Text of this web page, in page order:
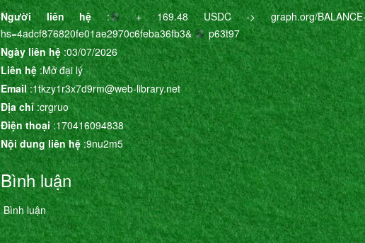
Người liên hệ:
+ 169.48 USDC -> graph.org/BALANCE-
hs=4adcf876820fe01ae2970c6feba36fb3&
p63t97
Ngày liên hệ:03/07/2026
Liên hệ:Mở đại lý
Email:1tkzy1r3x7d9rm@web-library.net
Địa chỉ:crgruo
Điện thoại:170416094838
Nội dung liên hệ:9nu2m5
Bình luận
Bình luận